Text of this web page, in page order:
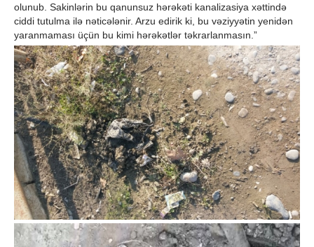
olunub. Sakinlərin bu qanunsuz hərəkəti kanalizasiya xəttində
ciddi tutulma ilə nəticələnir. Arzu edirik ki, bu vəziyyətin yenidən
yaranmaması üçün bu kimi hərəkətlər təkrarlanmasın.”